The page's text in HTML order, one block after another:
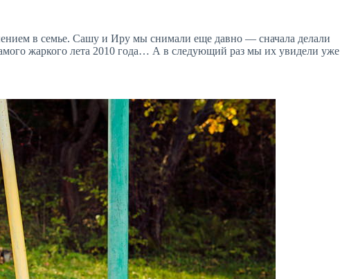
в семье. Сашу и Иру мы снимали еще давно — сначала делали
жаркого лета 2010 года… А в следующий раз мы их увидели уже